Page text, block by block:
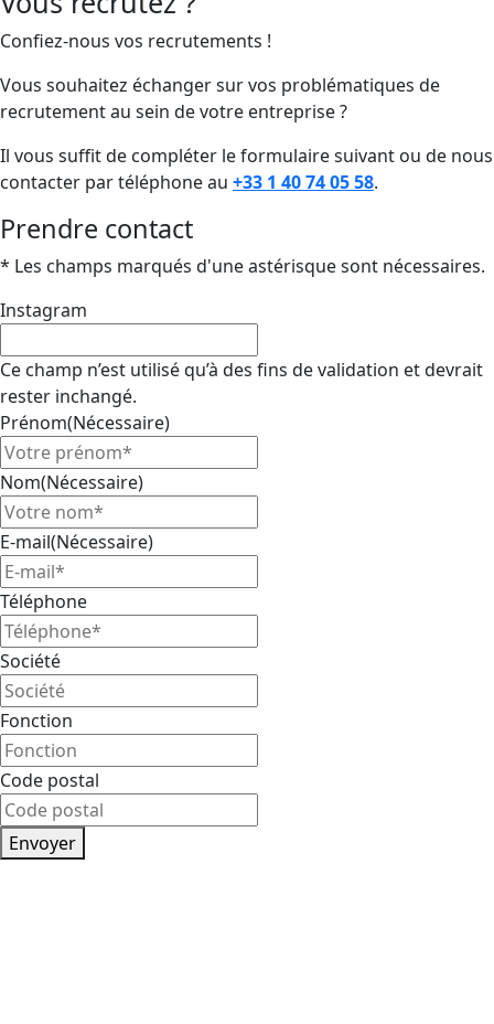
Confiez-nous vos recrutements !
Vous souhaitez échanger sur vos problématiques de
recrutement au sein de votre entreprise ?
Il vous suffit de compléter le formulaire suivant ou de nous
contacter par téléphone au +33 1 40 74 05 58.
Prendre contact
* Les champs marqués d'une astérisque sont nécessaires.
Instagram
Ce champ n’est utilisé qu’à des fins de validation et devrait
rester inchangé.
Prénom(Nécessaire)
Nom(Nécessaire)
E-mail(Nécessaire)
Téléphone
Société
Fonction
Code postal
Envoyer